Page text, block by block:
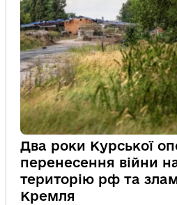
Два роки Курської
перенесення війни
територію рф та
Кремля